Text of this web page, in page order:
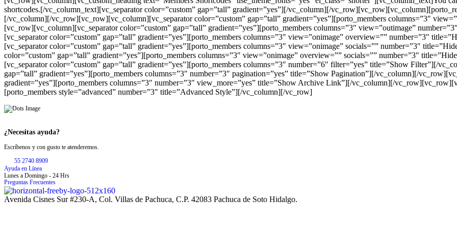
shortcodes.[/vc_column_text][vc_separator color=”custom” gap=”tall” gradient=”yes”][/vc_column][/
[/vc_column][/vc_row][vc_row][vc_column][vc_separator color=”custom” gap=”tall” gradient=”yes”][porto_members columns=”3″
[vc_row][vc_column][vc_separator color=”custom” gap=”tall” gradient=”yes”][porto_members columns=”3″ view=”outimage”
[vc_separator color=”custom” gap=”tall” gradient=”yes”][porto_members columns=”3″ view=”onimage” overview=”” number=”3″
[vc_separator color=”custom” gap=”tall” gradient=”yes”][porto_members columns=”3″ view=”onimage” socials=”” number=”3″
color=”custom” gap=”tall” gradient=”yes”][porto_members columns=”3″ view=”onimage” overview=”” socials=”” number=”3″
[vc_separator color=”custom” gap=”tall” gradient=”yes”][porto_members columns=”3″ number=”6″ filter=”yes” title=”Show Filter”][/
gap=”tall” gradient=”yes”][porto_members columns=”3″ number=”3″ pagination=”yes” title=”Show Pagination”][/vc_column][/
gradient=”yes”][porto_members columns=”3″ number=”3″ view_more=”yes” title=”Show Archive Link”][/vc_column][/
[porto_members style=”advanced” number=”3″ title=”Advanced Style”][/vc_column][/vc_row]
¿Necesitas ayuda?
Escríbenos y con gusto te atenderemos.
55 2740 8909
Ayuda en Línea
Lunes a Domingo - 24 Hrs
Preguntas Frecuentes
Avenida Cisnes Sur #230-A, Col. Villas de Pachuca, C.P. 42083 Pachuca de Soto Hidalgo.